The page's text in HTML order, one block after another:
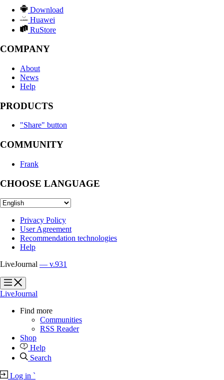
Download
Huawei
RuStore
COMPANY
About
News
Help
PRODUCTS
"Share" button
COMMUNITY
Frank
CHOOSE LANGUAGE
Privacy Policy
User Agreement
Recommendation technologies
Help
LiveJournal — v.931
?
?
LiveJournal
Find more
Communities
RSS Reader
Shop
Help
Search
Log in `